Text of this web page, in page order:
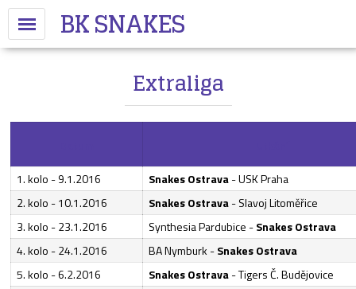
BK SNAKES
Extraliga
1. kolo - 9.1.2016
Snakes Ostrava- USK Praha
2. kolo - 10.1.2016
Snakes Ostrava- Slavoj Litoměřice
3. kolo - 23.1.2016
Synthesia Pardubice -Snakes Ostrava
4. kolo - 24.1.2016
BA Nymburk -Snakes Ostrava
5. kolo - 6.2.2016
Snakes Ostrava- Tigers Č. Budějovice